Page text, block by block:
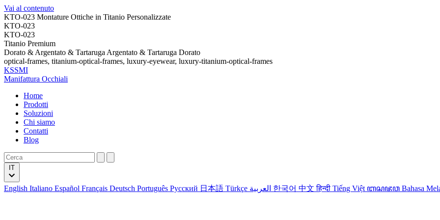
Vai al contenuto
KTO-023 Montature Ottiche in Titanio Personalizzate
KTO-023
KTO-023
Titanio Premium
Dorato & Argentato & Tartaruga Argentato & Tartaruga Dorato
optical-frames, titanium-optical-frames, luxury-eyewear, luxury-titanium-optical-frames
KSSMI
Manifattura Occhiali
Home
Prodotti
Soluzioni
Chi siamo
Contatti
Blog
English Italiano Español Français Deutsch Português Русский 日本語 Türkçe 한국어 中文हिन्दी Tiếng Việt ꦧꦱꦗꦮ Bahasa